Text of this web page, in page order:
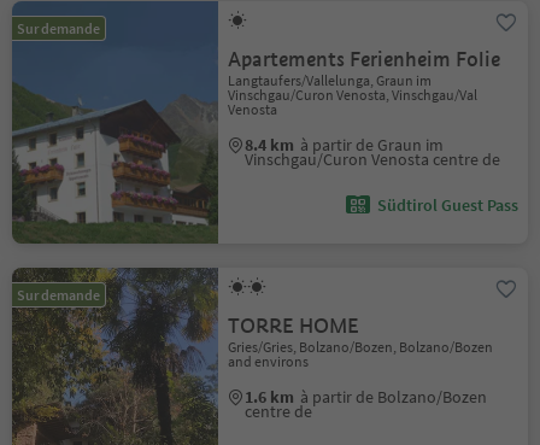
Sur demande
Apartements Ferienheim Folie
Langtaufers/Vallelunga, Graun im
Vinschgau/Curon Venosta, Vinschgau/Val
Venosta
8.4 km à partir de Graun im
Vinschgau/Curon Venosta centre de
Südtirol Guest Pass
Sur demande
TORRE HOME
Gries/Gries, Bolzano/Bozen, Bolzano/Bozen
and environs
1.6 km à partir de Bolzano/Bozen
centre de